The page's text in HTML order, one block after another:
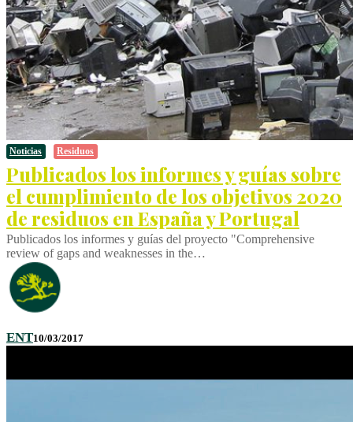
Noticias Residuos
Publicados los informes y guías sobre
el cumplimiento de los objetivos 2020
de residuos en España y Portugal
Publicados los informes y guías del proyecto "Comprehensive
review of gaps and weaknesses in the…
ENT10/03/2017